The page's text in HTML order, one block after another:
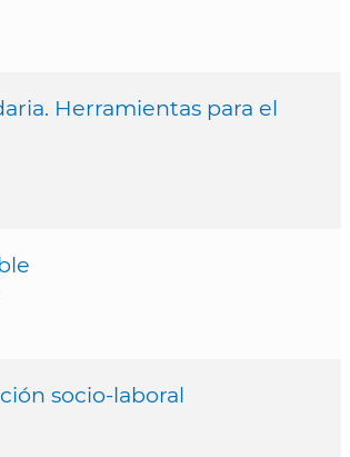
Herramientas para el
socio-laboral